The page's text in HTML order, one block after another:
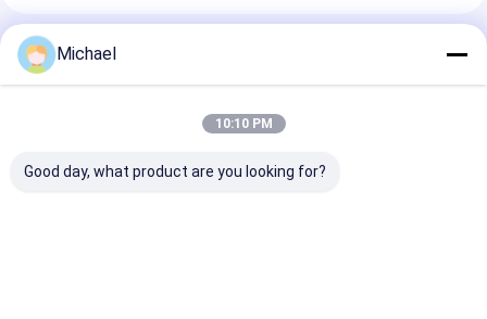
Produits Recommandés
Michael
10:10 PM
Good day, what product are you looking for?